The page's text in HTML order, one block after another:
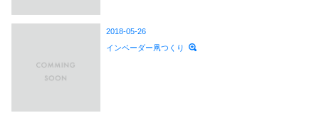
2018-05-26
インベーダー凧つくり